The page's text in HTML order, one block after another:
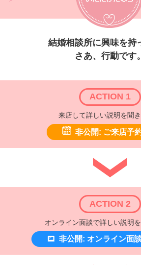
結婚相談所に興味を持
さあ、行動です。
ACTION 1
来店して詳しい説明を聞き
非公開: ご来店予
ACTION 2
オンライン面談で詳しい説明を
非公開: オンライン面